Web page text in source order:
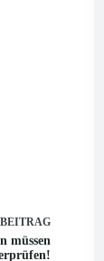
BEITRAG
müssen